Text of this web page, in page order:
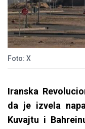
Foto: X
Iranska
da je izvela
Kuvajtu i